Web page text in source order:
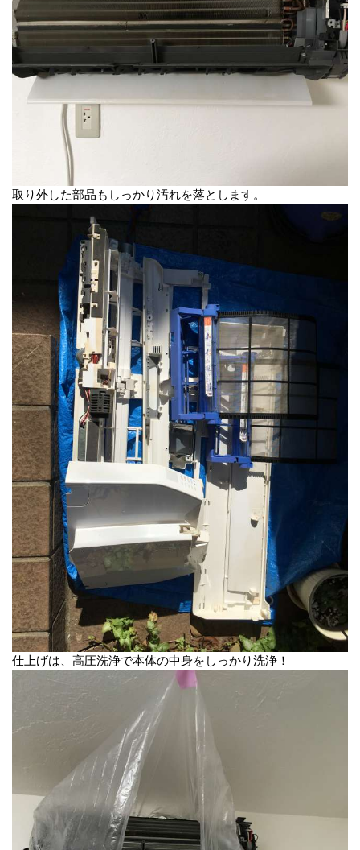
取り外した部品もしっかり汚れを落とします。
仕上げは、高圧洗浄で本体の中身をしっかり洗浄！